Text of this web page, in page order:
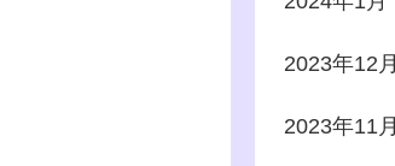
2023年12月
2023年11月